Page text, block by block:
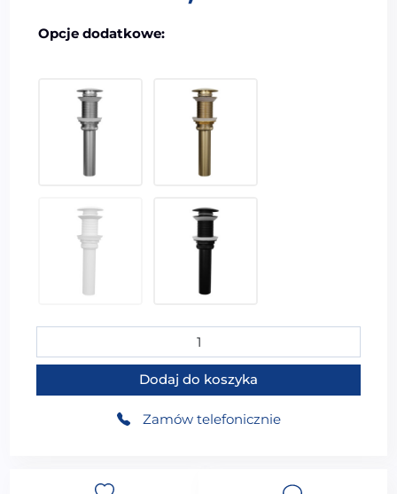
Opcje dodatkowe:
ilość Umywalka nablatowa owalna UM-A709-CLGR-M
Dodaj do koszyka
Zamów telefonicznie